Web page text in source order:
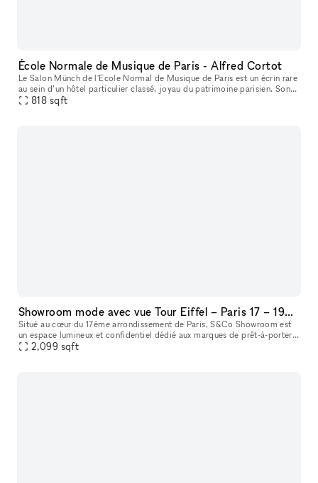
École Normale de Musique de Paris - Alfred Cortot
Le Salon Münch de l'Ecole Normal de Musique de Paris est un écrin rare
au sein d’un hôtel particulier classé, joyau du patrimoine parisien. Son
ADN ? Fusionner la solennité d’une institution séculair
818 sqft
Showroom mode avec vue Tour Eiffel – Paris 17 – 195m² lumineux
Situé au cœur du 17ème arrondissement de Paris, S&Co Showroom est
un espace lumineux et confidentiel dédié aux marques de prêt-à-porter.
Au 9ème étage avec une vue dégagée sur Paris et la Tour Eiffe
2,099 sqft